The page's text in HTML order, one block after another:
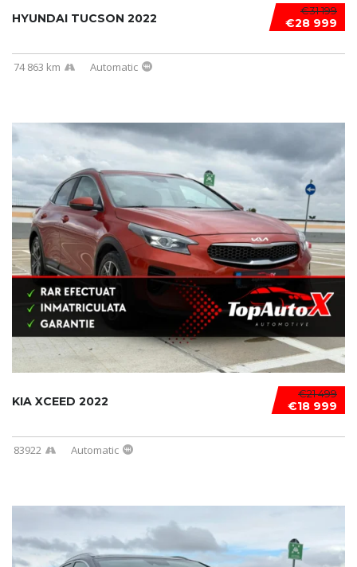
€31 199
€28 999
HYUNDAI TUCSON 2022
74 863 km Automatic
€21 499
€18 999
KIA XCEED 2022
83922 Automatic